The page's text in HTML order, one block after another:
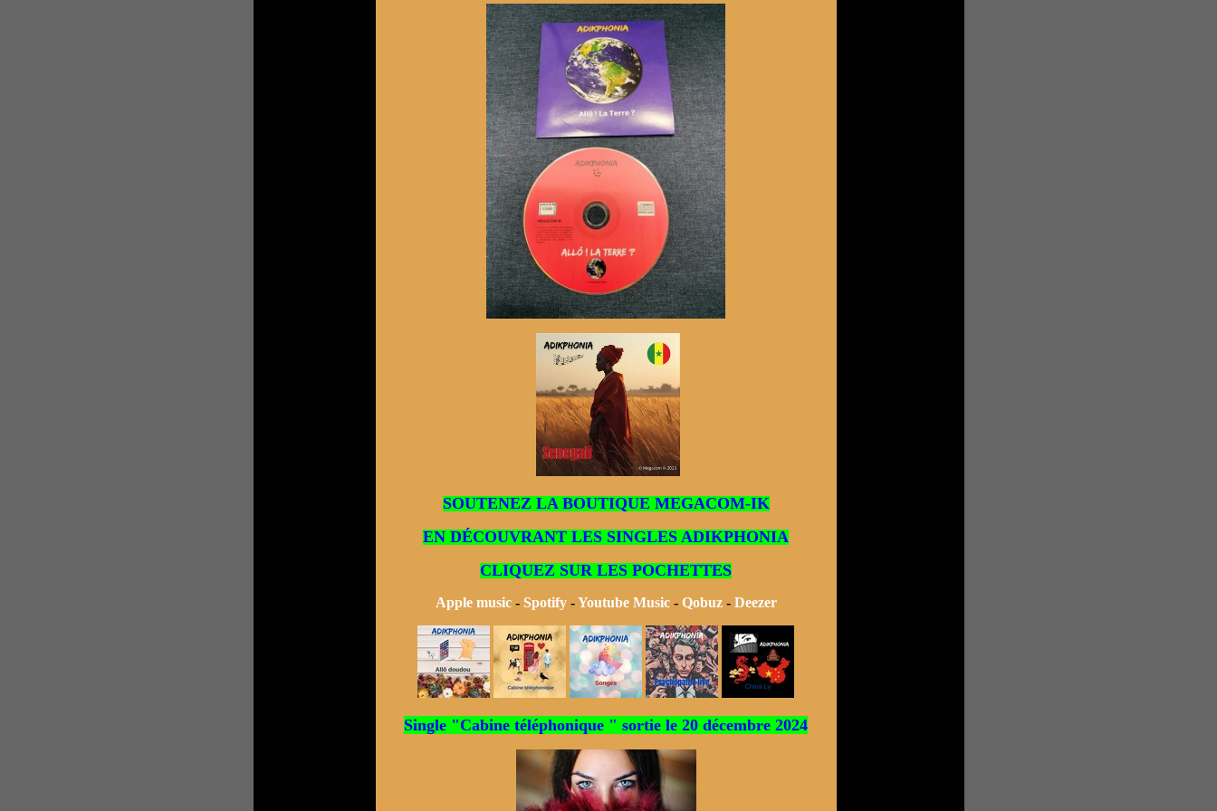
SOUTENEZ LA BOUTIQUE MEGACOM-IK
EN DÉCOUVRANT LES SINGLES ADIKPHONIA
CLIQUEZ SUR LES POCHETTES
Apple music- Spotify-Youtube Music-Qobuz- Deezer
Single "Cabine téléphonique " sortie le 20 décembre 2024